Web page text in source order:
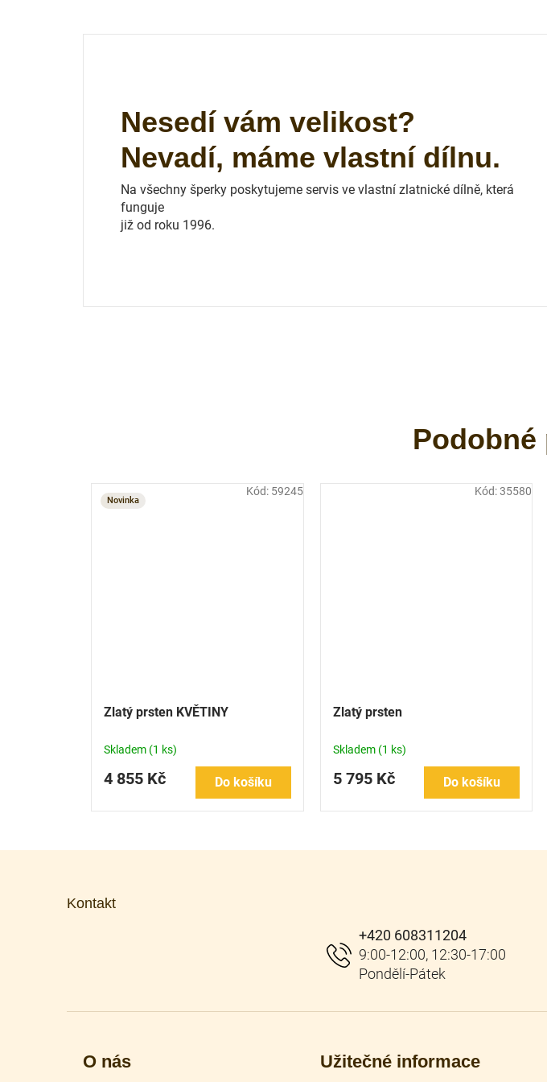
Novinka
Zlatý prsten KVĚTINY
Skladem (1 ks)
4 855 Kč Do košíku
Kód: 59245
Zlatý prsten
Skladem (1 ks)
5 795 Kč Do košíku
Kód:35580
Nesedí vám velikost?
Nevadí, máme vlastní dílnu.
Na všechny šperky poskytujeme servis ve vlastní zlatnické dílně, která
funguje
již od roku 1996.
Kontakt
+420 608311204
O nás Užitečné informace